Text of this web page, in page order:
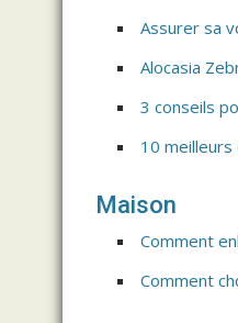
Assurer sa
Alocasia
3 conseils
10
Maison
Comment
Comment